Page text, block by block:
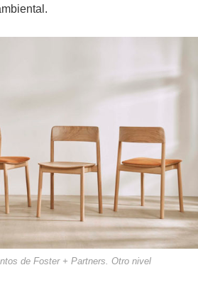
de Foster + Partners. Otro nivel